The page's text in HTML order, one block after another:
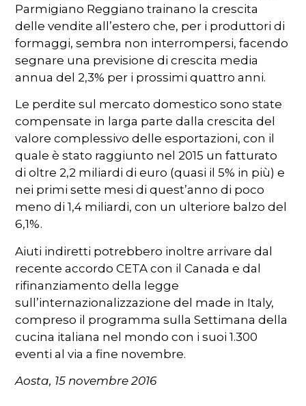
Parmigiano Reggiano trainano la crescita
delle vendite all’estero che, per i produttori di
formaggi, sembra non interrompersi, facendo
segnare una previsione di crescita media
annua del 2,3% per i prossimi quattro anni.
Le perdite sul mercato domestico sono state
compensate in larga parte dalla crescita del
valore complessivo delle esportazioni, con il
quale è stato raggiunto nel 2015 un fatturato
di oltre 2,2 miliardi di euro (quasi il 5% in più) e
nei primi sette mesi di quest’anno di poco
meno di 1,4 miliardi, con un ulteriore balzo del
6,1%.
Aiuti indiretti potrebbero inoltre arrivare dal
recente accordo CETA con il Canada e dal
rifinanziamento della legge
sull’internazionalizzazione del made in Italy,
compreso il programma sulla Settimana della
cucina italiana nel mondo con i suoi 1.300
eventi al via a fine novembre.
Aosta, 15 novembre 2016